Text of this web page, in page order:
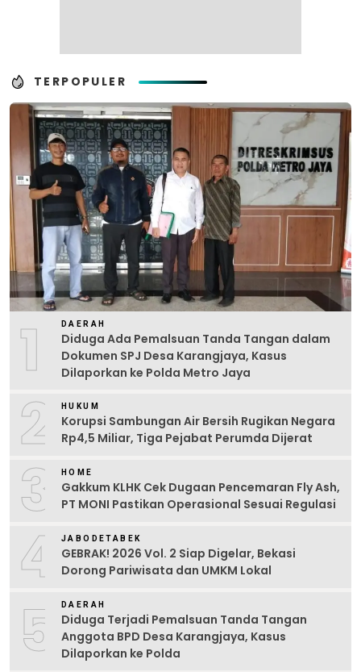
TERPOPULER
1 DAERAH
Diduga Ada Pemalsuan Tanda Tangan dalam
Dokumen SPJ Desa Karangjaya, Kasus
Dilaporkan ke Polda Metro Jaya
2 HUKUM
Korupsi Sambungan Air Bersih Rugikan Negara
Rp4,5 Miliar, Tiga Pejabat Perumda Dijerat
3 HOME
Gakkum KLHK Cek Dugaan Pencemaran Fly Ash,
PT MONI Pastikan Operasional Sesuai Regulasi
4 JABODETABEK
GEBRAK! 2026 Vol. 2 Siap Digelar, Bekasi
Dorong Pariwisata dan UMKM Lokal
5 DAERAH
Diduga Terjadi Pemalsuan Tanda Tangan
Anggota BPD Desa Karangjaya, Kasus
Dilaporkan ke Polda